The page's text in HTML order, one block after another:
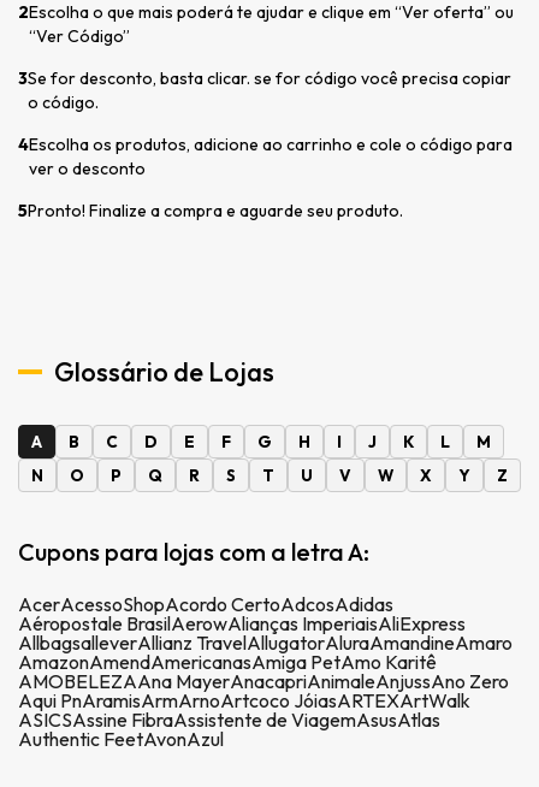
2Escolha o que mais poderá te ajudar e clique em “Ver oferta” ou
“Ver Código”
3Se for desconto, basta clicar. se for código você precisa copiar
o código.
4Escolha os produtos, adicione ao carrinho e cole o código para
ver o desconto
5Pronto! Finalize a compra e aguarde seu produto.
Glossário de Lojas
A B C D E F G H I J K L
M
N
O P Q R S T U V W X Y Z
Cupons para lojas com a letra A:
AcerAcessoShopAcordo CertoAdcosAdidas
Aéropostale BrasilAerowAlianças ImperiaisAliExpress
AllbagsalleverAllianz TravelAllugatorAluraAmandineAmaro
AmazonAmendAmericanasAmiga PetAmo Karitê
AMOBELEZAAna MayerAnacapriAnimaleAnjussAno Zero
Aqui PnAramisArmArnoArtcoco JóiasARTEXArtWalk
ASICSAssine FibraAssistente de ViagemAsusAtlas
Authentic FeetAvonAzul